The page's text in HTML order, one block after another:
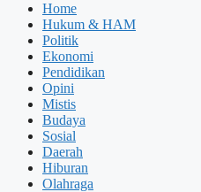
Home
Hukum & HAM
Politik
Ekonomi
Pendidikan
Opini
Mistis
Budaya
Sosial
Daerah
Hiburan
Olahraga